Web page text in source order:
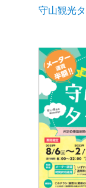
守山観光